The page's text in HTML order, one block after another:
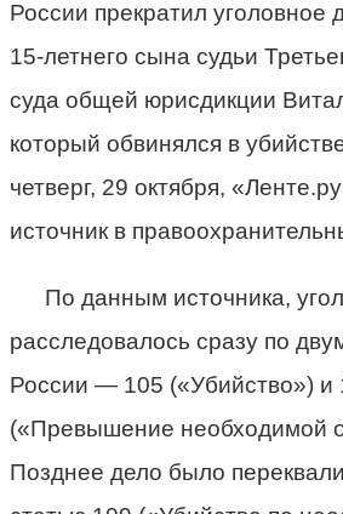
России прекратил уголовное
15-летнего сына судьи
суда общей юрисдикции
который обвинялся в
четверг, 29 октября,
источник в
По данным источника,
расследовалось сразу по
России — 105 («Убийство») и
(«Превышение необходимой
Позднее дело было